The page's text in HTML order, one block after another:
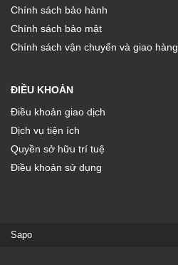
Chính sách bảo hành
Chính sách bảo mật
Chính sách vận chuyển và giao hàng
ĐIỀU KHOẢN
Điều khoản giao dịch
Dịch vụ tiện ích
Quyền sở hữu trí tuệ
Điều khoản sử dụng
Sapo